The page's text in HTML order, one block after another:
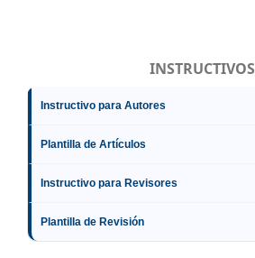
INSTRUCTIVOS
Instructivo para Autores
Plantilla de Artículos
Instructivo para Revisores
Plantilla de Revisión